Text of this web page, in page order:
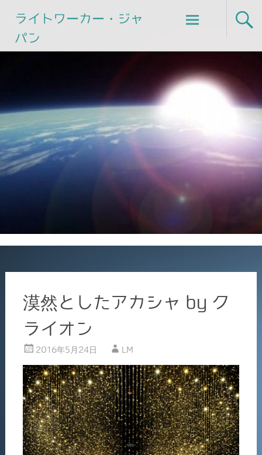
ライトワーカー・ジャ
パン
Skip
to
漠然としたアカシャ by ク
ライオン
2016年5月24日 LM